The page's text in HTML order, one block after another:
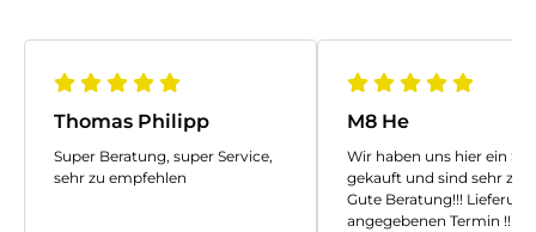
Thomas Philipp
Super Beratung, super Service,
sehr zu empfehlen
M8 He
Wir haben uns hier ein
gekauft und sind sehr
Gute Beratung!!!
angegebenen Termin !!!